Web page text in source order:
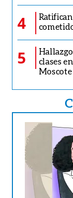
4
5
clases
Moscote